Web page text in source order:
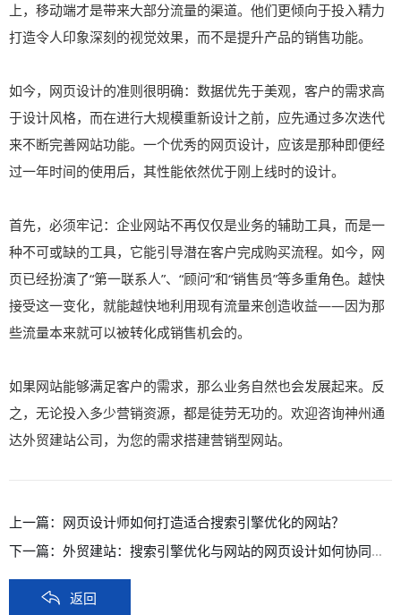
上，移动端才是带来大部分流量的渠道。他们更倾向于投入精力
打造令人印象深刻的视觉效果，而不是提升产品的销售功能。
如今，网页设计的准则很明确：数据优先于美观，客户的需求高
于设计风格，而在进行大规模重新设计之前，应先通过多次迭代
来不断完善网站功能。一个优秀的网页设计，应该是那种即便经
过一年时间的使用后，其性能依然优于刚上线时的设计。
首先，必须牢记：企业网站不再仅仅是业务的辅助工具，而是一
种不可或缺的工具，它能引导潜在客户完成购买流程。如今，网
页已经扮演了“第一联系人”、“顾问”和“销售员”等多重角色。越快
接受这一变化，就能越快地利用现有流量来创造收益——因为那
些流量本来就可以被转化成销售机会的。
如果网站能够满足客户的需求，那么业务自然也会发展起来。反
之，无论投入多少营销资源，都是徒劳无功的。欢迎咨询神州通
达外贸建站公司，为您的需求搭建营销型网站。
上一篇： 网页设计师如何打造适合搜索引擎优化的网站？
下一篇： 外贸建站：搜索引擎优化与网站的网页设计如何协同发挥作用？
返回